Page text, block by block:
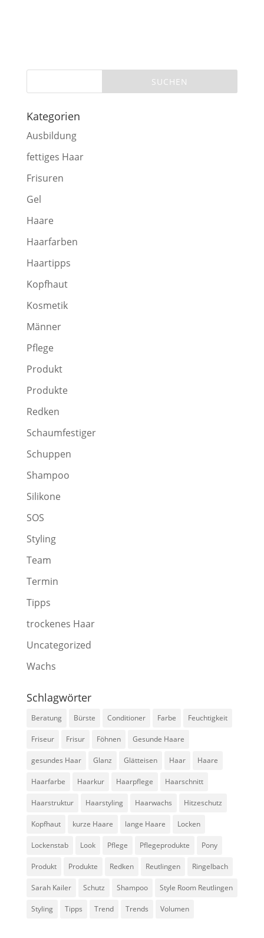
Kategorien
Ausbildung
fettiges Haar
Frisuren
Gel
Haare
Haarfarben
Haartipps
Kopfhaut
Kosmetik
Männer
Pflege
Produkt
Produkte
Redken
Schaumfestiger
Schuppen
Shampoo
Silikone
SOS
Styling
Team
Termin
Tipps
trockenes Haar
Uncategorized
Wachs
Schlagwörter
Beratung Bürste Conditioner Farbe Feuchtigkeit
Friseur Frisur Föhnen Gesunde Haare
gesundes Haar Glanz Glätteisen Haar Haare
Haarfarbe Haarkur Haarpflege Haarschnitt
Haarstruktur Haarstyling Haarwachs Hitzeschutz
Kopfhaut kurze Haare lange Haare Locken
Lockenstab Look Pflege Pflegeprodukte Pony
Produkt Produkte Redken Reutlingen Ringelbach
Sarah Kailer Schutz Shampoo Style Room Reutlingen
Styling Tipps Trend Trends Volumen